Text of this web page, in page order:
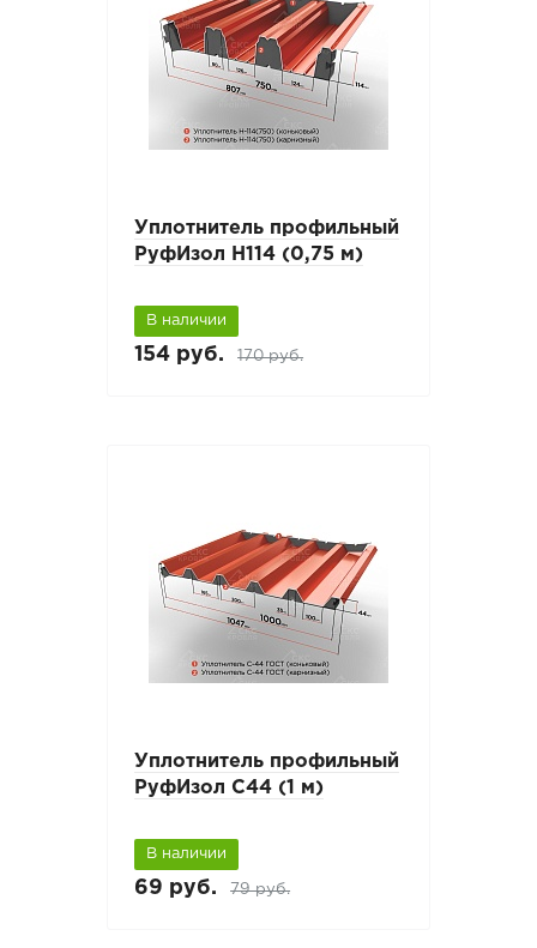
Уплотнитель профильный
РуфИзол Н114 (0,75 м)
В наличии
154 руб. 170 руб.
Уплотнитель профильный
РуфИзол С44 (1 м)
В наличии
69 руб. 79 руб.